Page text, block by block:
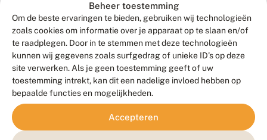
Beheer toestemming
Om de beste ervaringen te bieden, gebruiken wij technologieën
zoals cookies om informatie over je apparaat op te slaan en/of
te raadplegen. Door in te stemmen met deze technologieën
kunnen wij gegevens zoals surfgedrag of unieke ID's op deze
site verwerken. Als je geen toestemming geeft of uw
toestemming intrekt, kan dit een nadelige invloed hebben op
bepaalde functies en mogelijkheden.
Accepteren
Steppeluzernevlinder
COLIAS CHRYSOTHEME
niet beschouwd